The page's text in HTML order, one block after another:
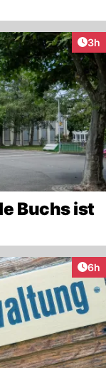
3h
Buchs ist
6h